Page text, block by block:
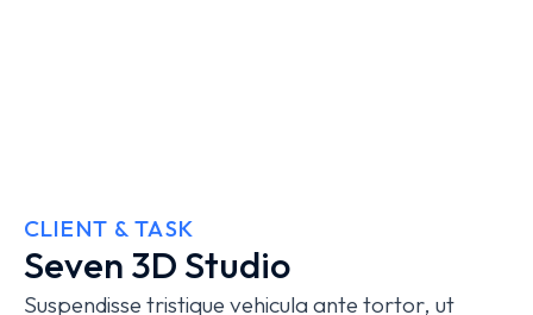
CLIENT & TASK
Seven 3D Studio
Suspendisse tristique vehicula ante tortor, ut